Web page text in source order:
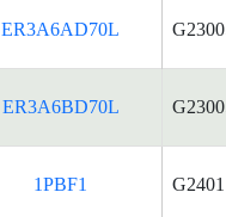
ER3A6AD70L
ER3A6BD70L
1PBF1